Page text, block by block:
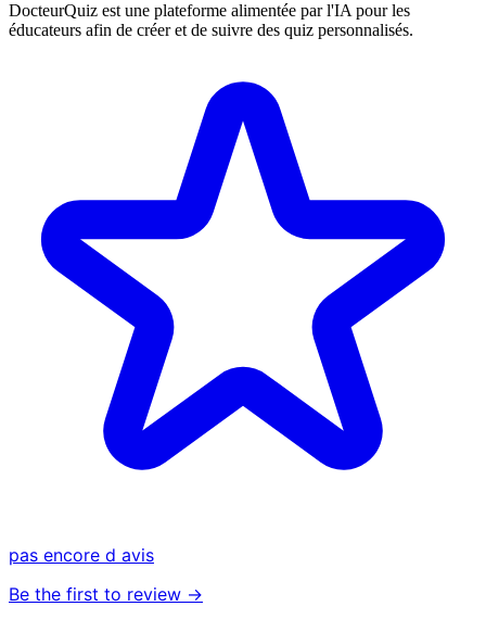
DocteurQuiz est une plateforme alimentée par l'IA pour les
éducateurs afin de créer et de suivre des quiz personnalisés.
pas encore d avis
Be the first to review →